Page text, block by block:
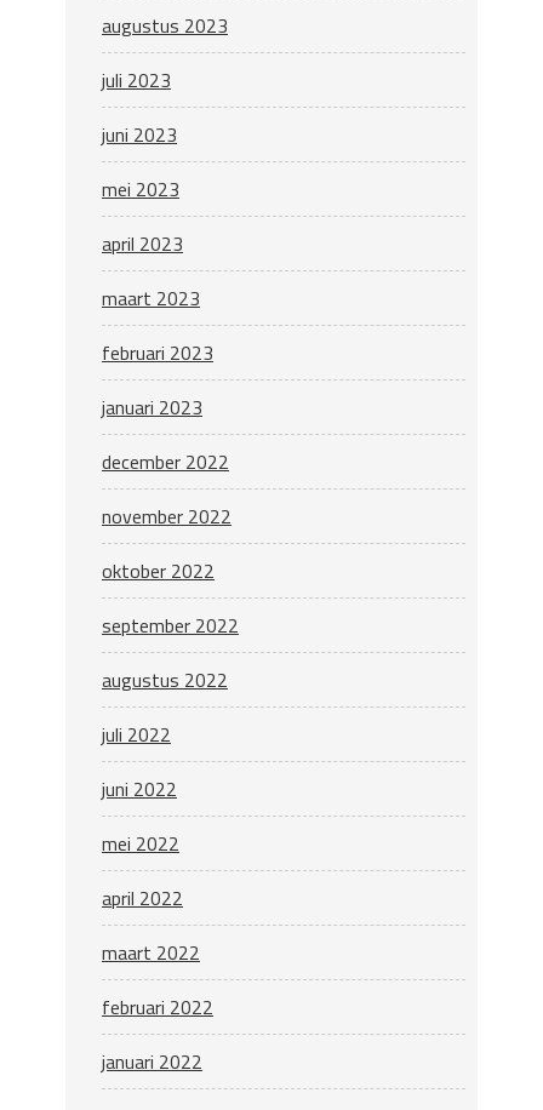
augustus 2023
juli 2023
juni 2023
mei 2023
april 2023
maart 2023
februari 2023
januari 2023
december 2022
november 2022
oktober 2022
september 2022
augustus 2022
juli 2022
juni 2022
mei 2022
april 2022
maart 2022
februari 2022
januari 2022